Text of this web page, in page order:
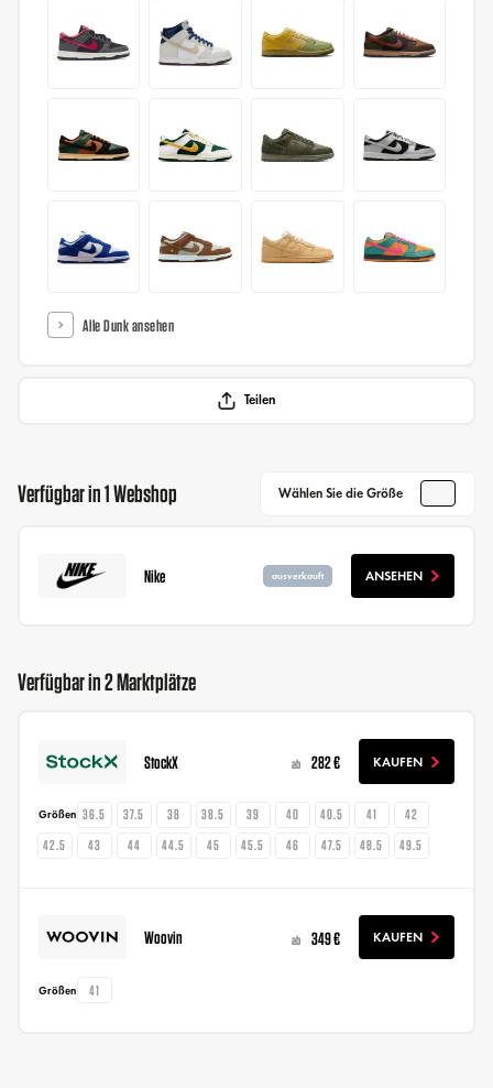
Alle Dunk ansehen
Teilen
Verfügbar in 1 Webshop Wählen Sie die Größe
Nike ausverkauft ANSEHEN
Verfügbar in 2 Marktplätze
StockX ab 282 € KAUFEN
Größen 36.5 37.5 38 38.5 39 40 40.5 41
42
42.5
43 44 44.5 45 45.5 46 47.5 48.5 49.5
Woovin ab 349 € KAUFEN
Größen 41